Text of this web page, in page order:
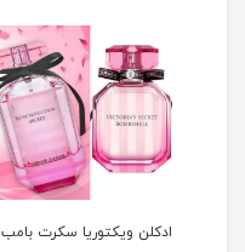
ادکلن ویکتوریا سکرت بامب